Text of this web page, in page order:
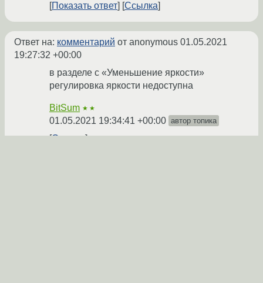
Показать ответ
Ссылка
Ответ на: комментарий от anonymous 01.05.2021
19:27:32 +00:00
в разделе с «Уменьшение яркости»
регулировка яркости недоступна
BitSum ★★
01.05.2021 19:34:41 +00:00 автор топика
Ссылка